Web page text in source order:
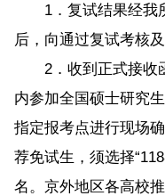
1．复试结果经我
后，向通过复试考核
2．收到正式接收
内参加全国硕士研究
指定报考点进行现场
荐免试生，须选择
名。京外地区各高校